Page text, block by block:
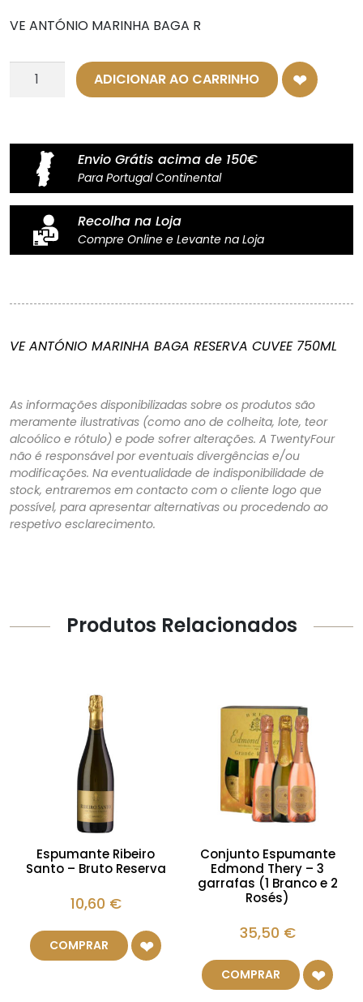
VE ANTÓNIO MARINHA BAGA R
Quantidade
Marinha
Baga
Reserva
Cuvée
ADICIONAR AO CARRINHO
Envio Grátis acima de 150€
Para Portugal Continental
Recolha na Loja
Compre Online e Levante na Loja
VE ANTÓNIO MARINHA BAGA RESERVA CUVEE 750ML
As informações disponibilizadas sobre os produtos são
meramente ilustrativas (como ano de colheita, lote, teor
alcoólico e rótulo) e pode sofrer alterações. A TwentyFour
não é responsável por eventuais divergências e/ou
modificações. Na eventualidade de indisponibilidade de
stock, entraremos em contacto com o cliente logo que
possível, para apresentar alternativas ou procedendo ao
respetivo esclarecimento.
Produtos Relacionados
Espumante Ribeiro
Santo – Bruto Reserva
10,60 €
COMPRAR
Conjunto Espumante
Edmond Thery – 3
garrafas (1 Branco e 2
Rosés)
35,50 €
COMPRAR